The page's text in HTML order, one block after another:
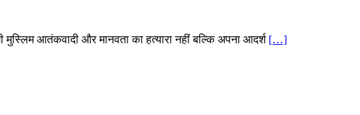
मुस्लिम आतंकवादी और मानवता का हत्यारा नहीं बल्कि अपना आदर्श […]